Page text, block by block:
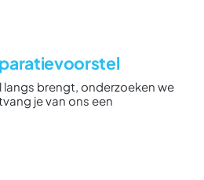
langs brengt, onderzoeken we
je van ons een